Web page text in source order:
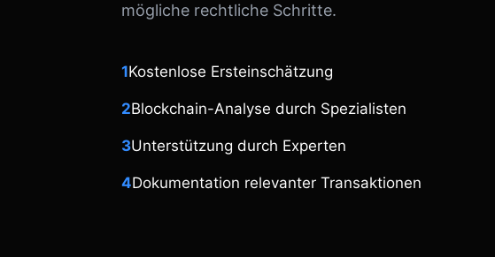
mögliche rechtliche Schritte.
1Kostenlose Ersteinschätzung
2Blockchain-Analyse durch Spezialisten
3Unterstützung durch Experten
4Dokumentation relevanter Transaktionen